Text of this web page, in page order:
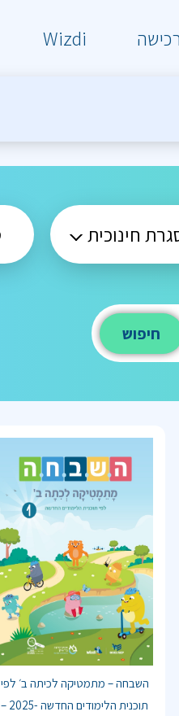
Wizdi
חיפוש
השבחה – מתמטיקה לכיתה ב׳ לפי
תוכנית הלימודים החדשה -2025 –